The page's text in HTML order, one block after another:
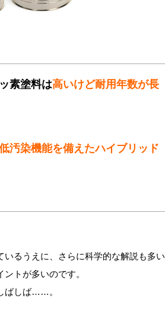
素塗料は高いけど耐用年数が長
汚染機能を備えたハイブリッド
るうえに、さらに科学的な解説も多い
ントが多いのです。
ばしば……。